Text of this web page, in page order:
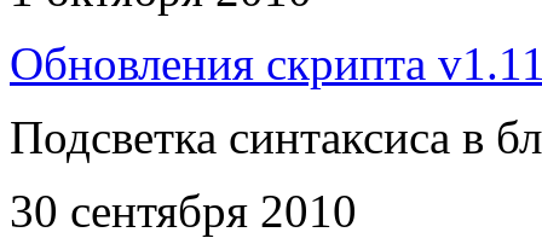
Обновления скрипта
Подсветка синтаксиса в
30 сентября 2010